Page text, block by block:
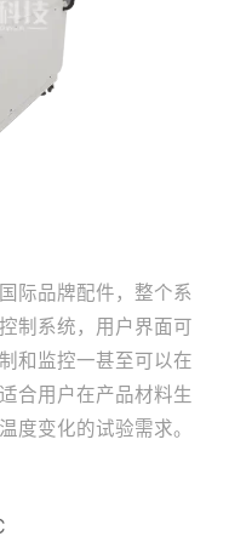
际品牌配件，整个系
制系统，用户界面可
和监控一甚至可以在
合用户在产品材料生
度变化的试验需求。